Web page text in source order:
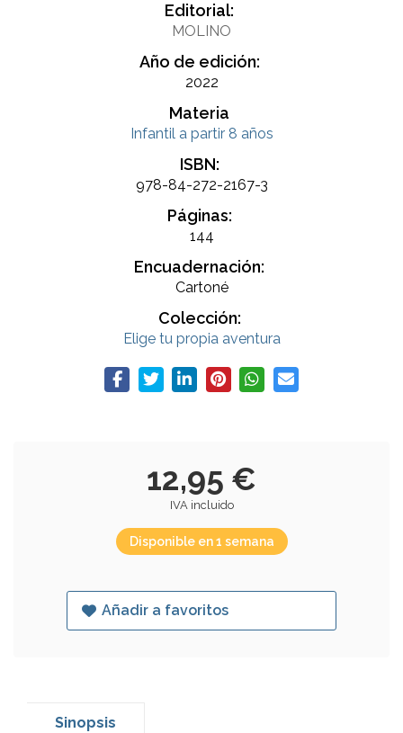
Editorial:
MOLINO
Año de edición:
2022
Materia
Infantil a partir 8 años
ISBN:
978-84-272-2167-3
Páginas:
144
Encuadernación:
Cartoné
Colección:
Elige tu propia aventura
12,95 €
IVA incluido
Disponible en 1 semana
Añadir a favoritos
Sinopsis